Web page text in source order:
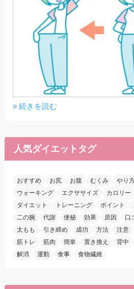
» 続きを読む
人気ダイエットタグ
おすすめ お尻 お腹 むくみ やり
ウォーキング
エクササイズ カロリー
ダイエット
トレーニング ポイント
二の腕
代謝 便秘 効果 原因 口
太もも
引き締め 成功 方法 注意
筋トレ
筋肉 簡単 置き換え 背中
解消
運動 食事 食物繊維